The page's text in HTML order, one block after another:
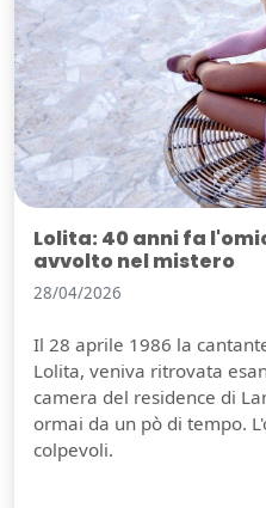
Lolita: 40 anni fa
avvolto nel mistero
28/04/2026
Il 28 aprile 1986 la
Lolita, veniva ritrovata
camera del residence di
ormai da un pò di tempo.
colpevoli.